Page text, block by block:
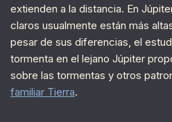
extienden a la distancia. En
claros usualmente están más
pesar de sus diferencias, el
tormenta en el lejano Júpiter
sobre las tormentas y otros
familiar Tierra.